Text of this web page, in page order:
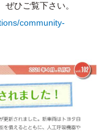
ひご覧下さい。
community-